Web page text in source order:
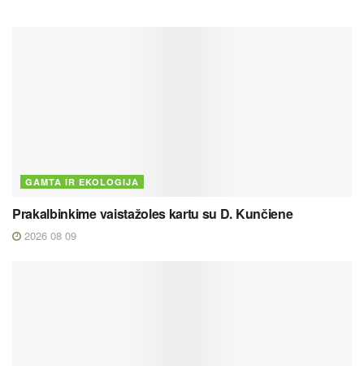
GAMTA IR EKOLOGIJA
Prakalbinkime vaistažoles kartu su D. Kunčiene
2026 08 09